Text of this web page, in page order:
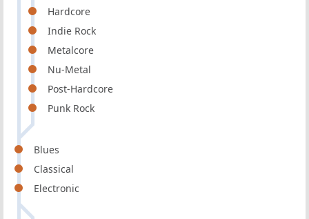
Hardcore
Indie Rock
Metalcore
Nu-Metal
Post-Hardcore
Punk Rock
Blues
Classical
Electronic